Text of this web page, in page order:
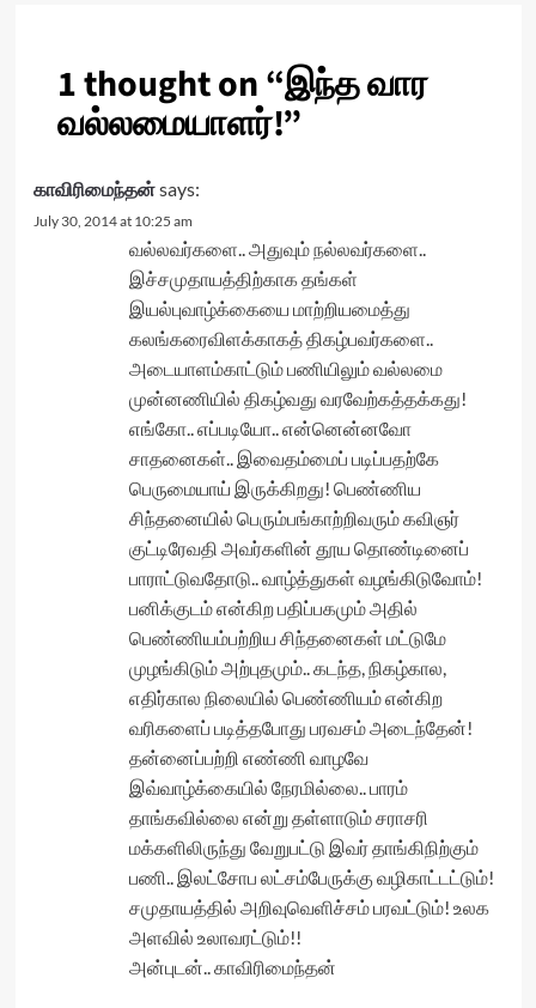
1 thought on “இந்த வார
வல்லமையாளர்!”
காவிரிமைந்தன்says:
July 30, 2014 at 10:25 am
வல்லவர்களை.. அதுவும் நல்லவர்களை..
இச்சமுதாயத்திற்காக தங்கள்
இயல்புவாழ்க்கையை மாற்றியமைத்து
கலங்கரைவிளக்காகத் திகழ்பவர்களை..
அடையாளம்காட்டும் பணியிலும் வல்லமை
முன்னணியில் திகழ்வது வரவேற்கத்தக்கது!
எங்கோ.. எப்படியோ.. என்னென்னவோ
சாதனைகள்.. இவைதம்மைப் படிப்பதற்கே
பெருமையாய் இருக்கிறது! பெண்ணிய
சிந்தனையில் பெரும்பங்காற்றிவரும் கவிஞர்
குட்டிரேவதி அவர்களின் தூய தொண்டினைப்
பாராட்டுவதோடு.. வாழ்த்துகள் வழங்கிடுவோம்!
பனிக்குடம் என்கிற பதிப்பகமும் அதில்
பெண்ணியம்பற்றிய சிந்தனைகள் மட்டுமே
முழங்கிடும் அற்புதமும்.. கடந்த, நிகழ்கால,
எதிர்கால நிலையில் பெண்ணியம் என்கிற
வரிகளைப் படித்தபோது பரவசம் அடைந்தேன்!
தன்னைப்பற்றி எண்ணி வாழவே
இவ்வாழ்க்கையில் நேரமில்லை.. பாரம்
தாங்கவில்லை என்று தள்ளாடும் சராசரி
மக்களிலிருந்து வேறுபட்டு இவர் தாங்கிநிற்கும்
பணி.. இலட்சோப லட்சம்பேருக்கு வழிகாட்டட்டும்!
சமுதாயத்தில் அறிவுவெளிச்சம் பரவட்டும்! உலக
அளவில் உலாவரட்டும்!!
அன்புடன்.. காவிரிமைந்தன்